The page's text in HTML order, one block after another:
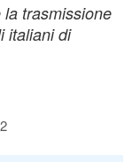
trasmissione
italiani di